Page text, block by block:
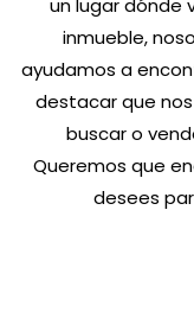
un lugar dónde
inmueble,
ayudamos a
destacar que
buscar o
Queremos que
desees